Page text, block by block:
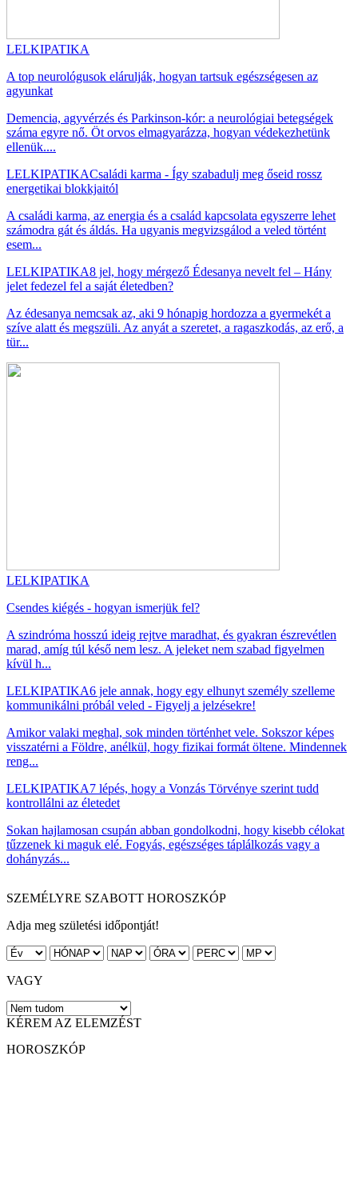
LELKIPATIKA
A top neurológusok elárulják, hogyan tartsuk egészségesen az
agyunkat
Demencia, agyvérzés és Parkinson-kór: a neurológiai betegségek
száma egyre nő. Öt orvos elmagyarázza, hogyan védekezhetünk
ellenük....
LELKIPATIKACsaládi karma - Így szabadulj meg őseid rossz
energetikai blokkjaitól
A családi karma, az energia és a család kapcsolata egyszerre lehet
számodra gát és áldás. Ha ugyanis megvizsgálod a veled történt
esem...
LELKIPATIKA8 jel, hogy mérgező Édesanya nevelt fel – Hány
jelet fedezel fel a saját életedben?
Az édesanya nemcsak az, aki 9 hónapig hordozza a gyermekét a
szíve alatt és megszüli. Az anyát a szeretet, a ragaszkodás, az erő, a
tür...
LELKIPATIKA
Csendes kiégés - hogyan ismerjük fel?
A szindróma hosszú ideig rejtve maradhat, és gyakran észrevétlen
marad, amíg túl késő nem lesz. A jeleket nem szabad figyelmen
kívül h...
LELKIPATIKA6 jele annak, hogy egy elhunyt személy szelleme
kommunikálni próbál veled - Figyelj a jelzésekre!
Amikor valaki meghal, sok minden történhet vele. Sokszor képes
visszatérni a Földre, anélkül, hogy fizikai formát öltene. Mindennek
reng...
LELKIPATIKA7 lépés, hogy a Vonzás Törvénye szerint tudd
kontrollálni az életedet
Sokan hajlamosan csupán abban gondolkodni, hogy kisebb célokat
tűzzenek ki maguk elé. Fogyás, egészséges táplálkozás vagy a
dohányzás...
SZEMÉLYRE SZABOTT HOROSZKÓP
Adja meg születési időpontját!
VAGY
KÉREM AZ ELEMZÉST
HOROSZKÓP